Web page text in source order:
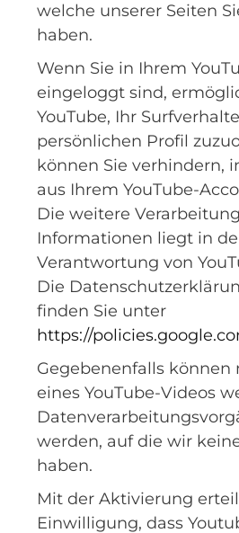
welche unserer Seiten
haben.
Wenn Sie in Ihrem
eingeloggt sind,
YouTube, Ihr
persönlichen Profil
können Sie verhindern,
aus Ihrem YouTube-
Die weitere
Informationen liegt in
Verantwortung von
Die
finden Sie unter
https://
Gegebenenfalls können
eines YouTube-Videos
werden, auf die wir
haben.
Mit der Aktivierung
Einwilligung, dass